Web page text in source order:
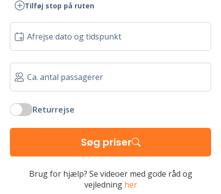
Tilføj stop på ruten
Returrejse
Søg priser
Brug for hjælp? Se videoer med gode råd og
vejledning her